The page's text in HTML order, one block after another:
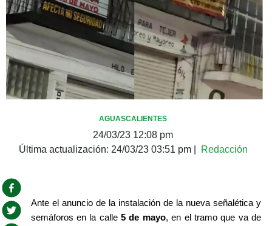
AGUASCALIENTES
24/03/23 12:08 pm
Última actualización: 24/03/23 03:51 pm| Redacción
Ante el anuncio de la instalación de la nueva señalética y
semáforos en la calle 5 de mayo